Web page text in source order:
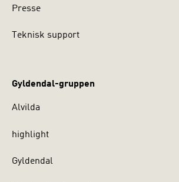
Presse
Teknisk support
Gyldendal-gruppen
Alvilda
highlight
Gyldendal